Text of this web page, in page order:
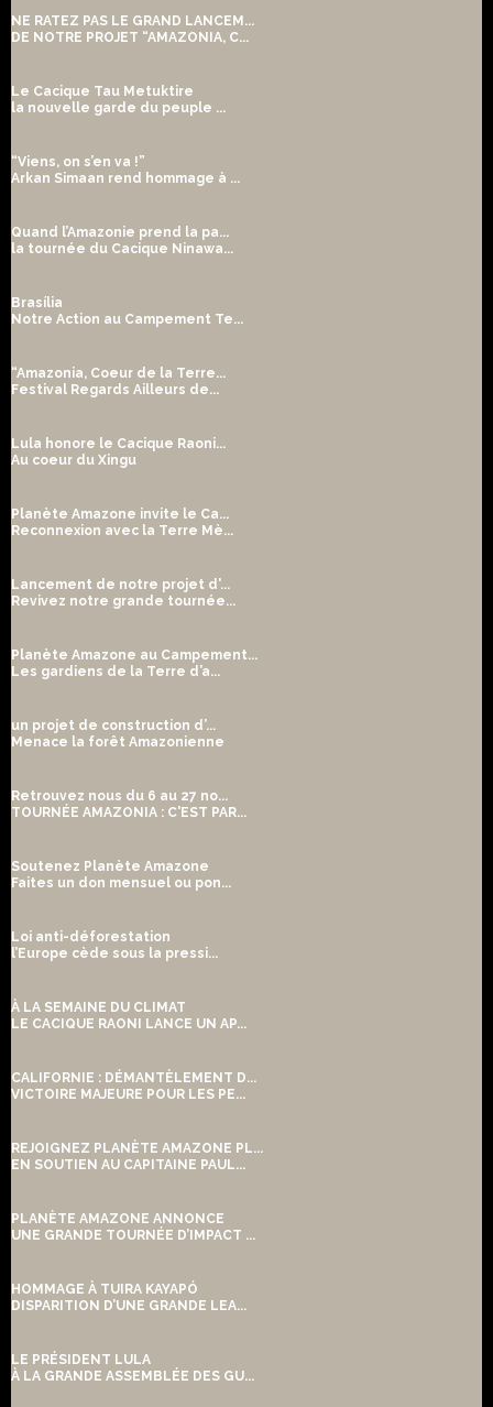
NE RATEZ PAS LE GRAND LANCEM...
DE NOTRE PROJET “AMAZONIA, C...
Le Cacique Tau Metuktire
la nouvelle garde du peuple ...
“Viens, on s’en va !”
Arkan Simaan rend hommage à ...
Quand l’Amazonie prend la pa...
la tournée du Cacique Ninawa...
Brasília
Notre Action au Campement Te...
“Amazonia, Coeur de la Terre...
Festival Regards Ailleurs de...
Lula honore le Cacique Raoni...
Au coeur du Xingu
Planète Amazone invite le Ca...
Reconnexion avec la Terre Mè...
Lancement de notre projet d'...
Revivez notre grande tournée...
Planète Amazone au Campement...
Les gardiens de la Terre d’a...
un projet de construction d’...
Menace la forêt Amazonienne
Retrouvez nous du 6 au 27 no...
TOURNÉE AMAZONIA : C'EST PAR...
Soutenez Planète Amazone
Faites un don mensuel ou pon...
Loi anti-déforestation
l’Europe cède sous la pressi...
À LA SEMAINE DU CLIMAT
LE CACIQUE RAONI LANCE UN AP...
CALIFORNIE : DÉMANTÈLEMENT D...
VICTOIRE MAJEURE POUR LES PE...
REJOIGNEZ PLANÈTE AMAZONE PL...
EN SOUTIEN AU CAPITAINE PAUL...
PLANÈTE AMAZONE ANNONCE
UNE GRANDE TOURNÉE D’IMPACT ...
HOMMAGE À TUIRA KAYAPÓ
DISPARITION D’UNE GRANDE LEA...
LE PRÉSIDENT LULA
À LA GRANDE ASSEMBLÉE DES GU...